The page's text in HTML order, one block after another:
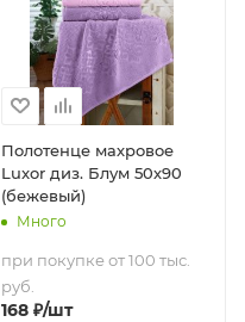
Полотенце махровое
Luxor диз. Блум 50х90
(бежевый)
Много
при покупке от 100 тыс.
руб.
168₽/шт